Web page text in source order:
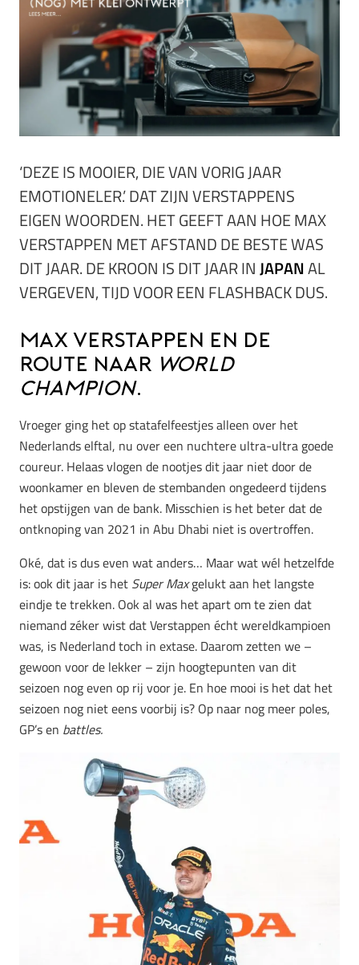
‘DEZE IS MOOIER, DIE VAN VORIG JAAR
EMOTIONELER.’ DAT ZIJN VERSTAPPENS
EIGEN WOORDEN. HET GEEFT AAN HOE MAX
VERSTAPPEN MET AFSTAND DE BESTE WAS
DIT JAAR. DE KROON IS DIT JAAR INJAPANAL
VERGEVEN, TIJD VOOR EEN FLASHBACK DUS.
Max Verstappen en de
route naar World
Champion.
Vroeger ging het op statafelfeestjes alleen over het
Nederlands elftal, nu over een nuchtere ultra-ultra goede
coureur. Helaas vlogen de nootjes dit jaar niet door de
woonkamer en bleven de stembanden ongedeerd tijdens
het opstijgen van de bank. Misschien is het beter dat de
ontknoping van 2021 in Abu Dhabi niet is overtroffen.
Oké, dat is dus even wat anders… Maar wat wél hetzelfde
is: ook dit jaar is het Super Maxgelukt aan het langste
eindje te trekken. Ook al was het apart om te zien dat
niemand zéker wist dat Verstappen écht wereldkampioen
was, is Nederland toch in extase. Daarom zetten we –
gewoon voor de lekker – zijn hoogtepunten van dit
seizoen nog even op rij voor je. En hoe mooi is het dat het
seizoen nog niet eens voorbij is? Op naar nog meer poles,
GP’s en battles.